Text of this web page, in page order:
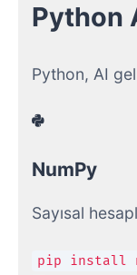
Python
Python, AI
NumPy
Sayısal
pip install